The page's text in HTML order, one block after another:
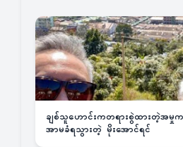
ချစ်သူဟောင်းကတရားစွဲထားတဲ့အမှု
အာမခံရသွားတဲ့ မိုးအောင်ရင်